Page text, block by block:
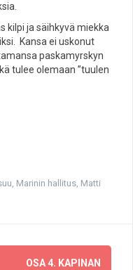
kilpi ja säihkyvä miekka
Kansa ei uskonut
paskamyrskyn
tulee olemaan ”tuulen
, Marinin hallitus, Matti
OSA 4. KAPINAN